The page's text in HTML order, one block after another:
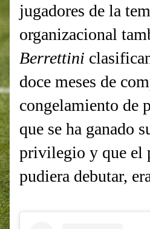
jugadores de la
organizacional
Berrettini
doce meses de
congelamiento de
que se ha ganado
privilegio y que el
pudiera debutar,